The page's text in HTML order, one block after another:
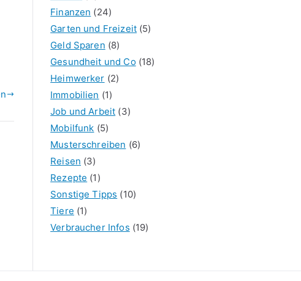
Finanzen (24)
Garten und Freizeit(5)
Geld Sparen (8)
Gesundheit und Co(18)
Heimwerker (2)
Immobilien (1)
Job und Arbeit (3)
Mobilfunk (5)
Musterschreiben (6)
Reisen (3)
Rezepte (1)
Sonstige Tipps (10)
Tiere (1)
Verbraucher Infos (19)